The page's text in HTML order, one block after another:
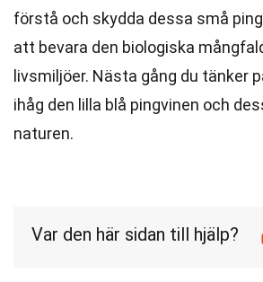
förstå och skydda dessa små
att bevara den biologiska
livsmiljöer. Nästa gång du tänker
ihåg den lilla blå pingvinen och
naturen.
Var den här sidan till hjälp?